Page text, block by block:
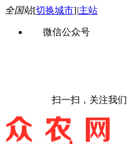
全国站[切换城市]|主站
微信公众号
扫一扫，关注我们